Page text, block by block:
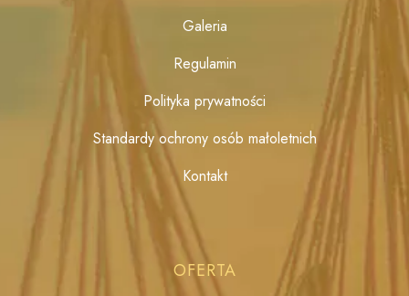
Galeria
Regulamin
Polityka prywatności
Standardy ochrony osób małoletnich
Kontakt
OFERTA